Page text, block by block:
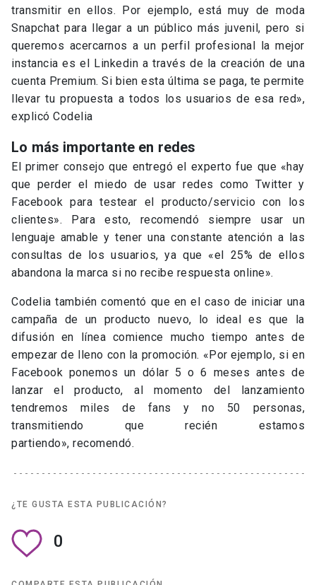
transmitir en ellos. Por ejemplo, está muy de moda
Snapchat para llegar a un público más juvenil, pero si
queremos acercarnos a un perfil profesional la mejor
instancia es el Linkedin a través de la creación de una
cuenta Premium. Si bien esta última se paga, te permite
llevar tu propuesta a todos los usuarios de esa red»,
explicó Codelia
Lo más importante en redes
El primer consejo que entregó el experto fue que «hay
que perder el miedo de usar redes como Twitter y
Facebook para testear el producto/servicio con los
clientes». Para esto, recomendó siempre usar un
lenguaje amable y tener una constante atención a las
consultas de los usuarios, ya que «el 25% de ellos
abandona la marca si no recibe respuesta online».
Codelia también comentó que en el caso de iniciar una
campaña de un producto nuevo, lo ideal es que la
difusión en línea comience mucho tiempo antes de
empezar de lleno con la promoción. «Por ejemplo, si en
Facebook ponemos un dólar 5 o 6 meses antes de
lanzar el producto, al momento del lanzamiento
tendremos miles de fans y no 50 personas,
transmitiendo que recién estamos
partiendo», recomendó.
¿TE GUSTA ESTA PUBLICACIÓN?
0